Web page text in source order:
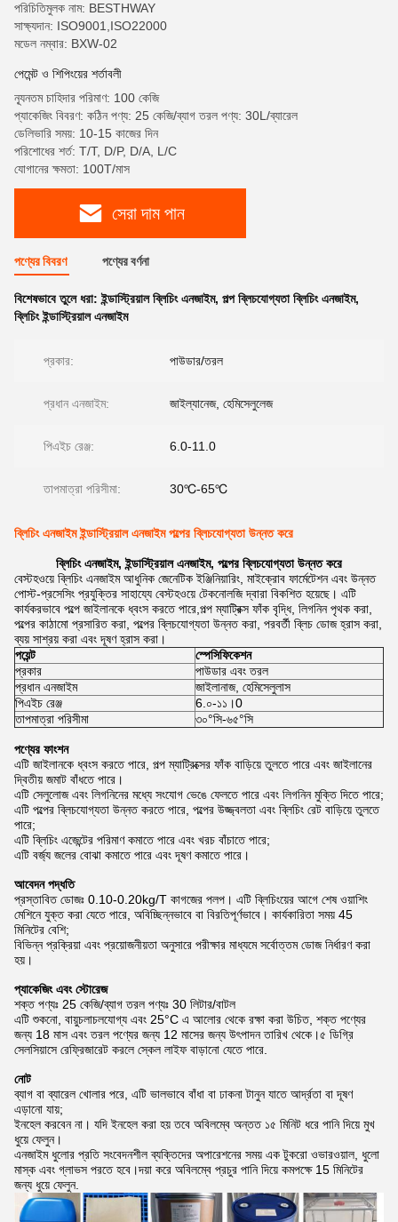
পরিচিতিমুলক নাম: BESTHWAY
সাক্ষ্যদান: ISO9001,ISO22000
মডেল নম্বার: BXW-02
পেমেন্ট ও শিপিংয়ের শর্তাবলী
ন্যূনতম চাহিদার পরিমাণ: 100 কেজি
প্যাকেজিং বিবরণ: কঠিন পণ্য: 25 কেজি/ব্যাগ তরল পণ্য: 30L/ব্যারেল
ডেলিভারি সময়: 10-15 কাজের দিন
পরিশোধের শর্ত: T/T, D/P, D/A, L/C
যোগানের ক্ষমতা: 100T/মাস
সেরা দাম পান
পণ্যের বিবরণ পণ্যের বর্ণনা
বিশেষভাবে তুলে ধরা:ইন্ডাস্ট্রিয়াল ব্লিচিং এনজাইম, পল্প ব্লিচযোগ্যতা ব্লিচিং এনজাইম,
ব্লিচিং ইন্ডাস্ট্রিয়াল এনজাইম
প্রকার: পাউডার/তরল
প্রধান এনজাইম: জাইল্যানেজ, হেমিসেলুলেজ
পিএইচ রেঞ্জ: 6.0-11.0
তাপমাত্রা পরিসীমা: 30℃-65℃
ব্লিচিং এনজাইম ইন্ডাস্ট্রিয়াল এনজাইম পল্পের ব্লিচযোগ্যতা উন্নত করে
ব্লিচিং এনজাইম, ইন্ডাস্ট্রিয়াল এনজাইম, পল্পের ব্লিচযোগ্যতা উন্নত করে
বেস্টহওয়ে ব্লিচিং এনজাইম আধুনিক জেনেটিক ইঞ্জিনিয়ারিং, মাইক্রোব ফার্মেটেশন এবং উন্নত
পোস্ট-প্রসেসিং প্রযুক্তির সাহায্যে বেস্টহওয়ে টেকনোলজি দ্বারা বিকশিত হয়েছে। এটি
কার্যকরভাবে পল্পে জাইলানকে ধ্বংস করতে পারে,পল্প ম্যাট্রিক্স ফাঁক বৃদ্ধি, লিগনিন পৃথক করা,
পল্পের কাঠামো প্রসারিত করা, পল্পের ব্লিচযোগ্যতা উন্নত করা, পরবর্তী ব্লিচ ডোজ হ্রাস করা,
ব্যয় সাশ্রয় করা এবং দূষণ হ্রাস করা।
পয়েন্ট
স্পেসিফিকেশন
প্রকার
পাউডার এবং তরল
প্রধান এনজাইম
জাইলানাজ, হেমিসেলুলাস
পিএইচ রেঞ্জ
6.০-১১।0
তাপমাত্রা পরিসীমা
৩০°সি-৬৫°সি
পণ্যের ফাংশন
এটি জাইলানকে ধ্বংস করতে পারে, পল্প ম্যাট্রিক্সের ফাঁক বাড়িয়ে তুলতে পারে এবং জাইলানের
দ্বিতীয় জমাট বাঁধতে পারে।
এটি সেলুলোজ এবং লিগনিনের মধ্যে সংযোগ ভেঙে ফেলতে পারে এবং লিগনিন মুক্তি দিতে পারে;
এটি পল্পের ব্লিচযোগ্যতা উন্নত করতে পারে, পল্পের উজ্জ্বলতা এবং ব্লিচিং রেট বাড়িয়ে তুলতে
পারে;
এটি ব্লিচিং এজেন্টের পরিমাণ কমাতে পারে এবং খরচ বাঁচাতে পারে;
এটি বর্জ্য জলের বোঝা কমাতে পারে এবং দূষণ কমাতে পারে।
আবেদন পদ্ধতি
প্রস্তাবিত ডোজঃ 0.10-0.20kg/T কাগজের পলপ। এটি ব্লিচিংয়ের আগে শেষ ওয়াশিং
মেশিনে যুক্ত করা যেতে পারে, অবিচ্ছিন্নভাবে বা বিরতিপূর্ণভাবে। কার্যকারিতা সময় 45
মিনিটের বেশি;
বিভিন্ন প্রক্রিয়া এবং প্রয়োজনীয়তা অনুসারে পরীক্ষার মাধ্যমে সর্বোত্তম ডোজ নির্ধারণ করা
হয়।
প্যাকেজিং এবং স্টোরেজ
শক্ত পণ্যঃ 25 কেজি/ব্যাগ তরল পণ্যঃ 30 লিটার/বাটল
এটি শুকনো, বায়ুচলাচলযোগ্য এবং 25°C এ আলোর থেকে রক্ষা করা উচিত, শক্ত পণ্যের
জন্য 18 মাস এবং তরল পণ্যের জন্য 12 মাসের জন্য উৎপাদন তারিখ থেকে।৫ ডিগ্রি
সেলসিয়াসে রেফ্রিজারেট করলে স্কেল লাইফ বাড়ানো যেতে পারে.
নোট
ব্যাগ বা ব্যারেল খোলার পরে, এটি ভালভাবে বাঁধা বা ঢাকনা টানুন যাতে আর্দ্রতা বা দূষণ
এড়ানো যায়;
ইনহেল করবেন না। যদি ইনহেল করা হয় তবে অবিলম্বে অন্তত ১৫ মিনিট ধরে পানি দিয়ে মুখ
ধুয়ে ফেলুন।
এনজাইম ধুলোর প্রতি সংবেদনশীল ব্যক্তিদের অপারেশনের সময় এক টুকরো ওভারওয়াল, ধুলো
মাস্ক এবং গ্লাভস পরতে হবে।দয়া করে অবিলম্বে প্রচুর পানি দিয়ে কমপক্ষে 15 মিনিটের
জন্য ধুয়ে ফেলুন.